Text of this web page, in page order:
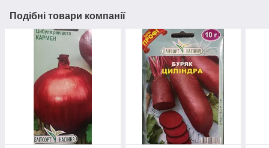
Подібні товари компанії